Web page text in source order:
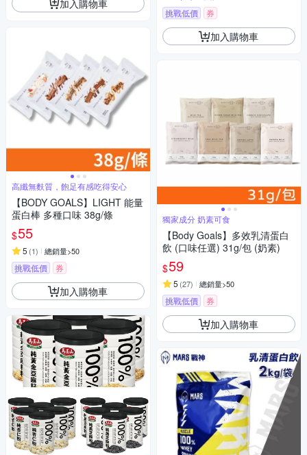
加入購物車
高纖無麩質，飽足有感吃得安心
【BODY GOALS】LIGHT 能量
蛋白棒 多種口味 38g/條
$55
5 (1) 總銷量>50
挑戰低價 券
加入購物車
挑戰低價 券
加入購物車
獨家成分 奶素可食
【Body Goals】多效乳清蛋白
飲 (口味任選) 31g/包 (奶素)
$59
5 (27) 總銷量>50
挑戰低價 券
加入購物車